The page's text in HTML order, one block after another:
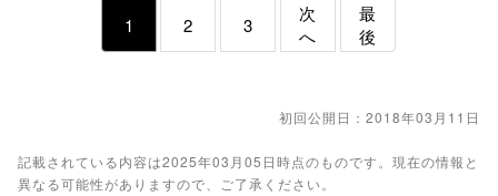
1 2 3
次
へ
最
後
初回公開日：2018年03月11日
記載されている内容は2025年03月05日時点のものです。現在の情報と
異なる可能性がありますので、ご了承ください。